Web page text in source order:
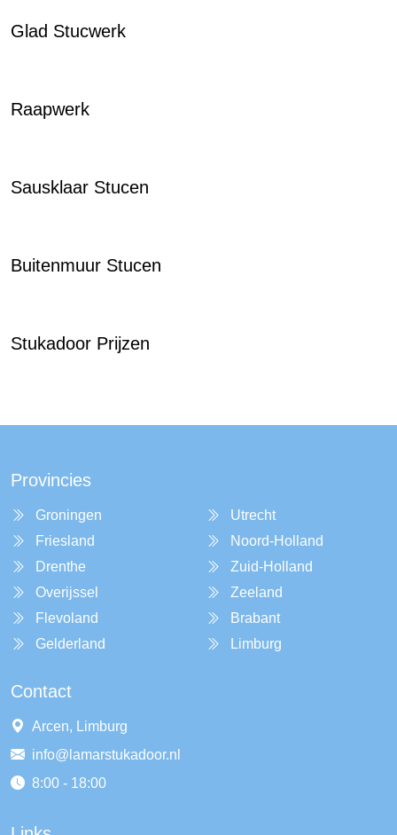
Glad Stucwerk
Raapwerk
Sausklaar Stucen
Buitenmuur Stucen
Stukadoor Prijzen
Provincies
Groningen
Friesland
Drenthe
Overijssel
Flevoland
Gelderland
Utrecht
Noord-Holland
Zuid-Holland
Zeeland
Brabant
Limburg
Contact
Arcen, Limburg
info@lamarstukadoor.nl
8:00 - 18:00